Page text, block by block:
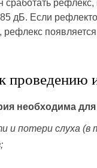
сработать
85 дБ. Если
проведению
необходима
и потери слуха (в